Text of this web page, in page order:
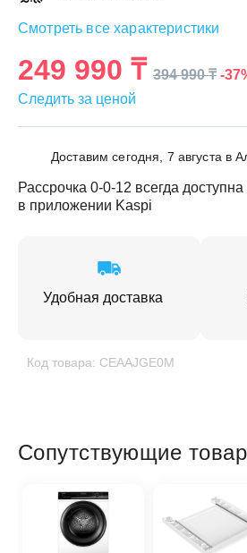
на товары
упаковки
к выбору
Смотреть все характеристики
249 990 ₸ 394 990 ₸ -
Следить за ценой
Доставим сегодня, 7 августа в
Рассрочка 0-0-12 всегда
в приложении Kaspi
Удобная доставка
Код товара: CEAAJGE0M
Сопутствующие